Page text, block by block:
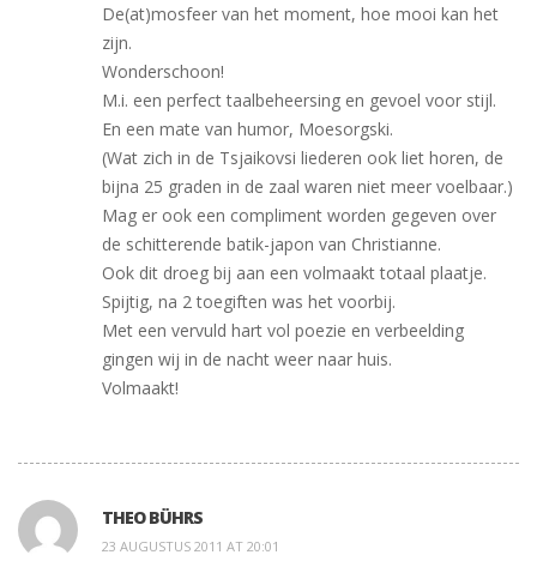
De(at)mosfeer van het moment, hoe mooi kan het
zijn.
Wonderschoon!
M.i. een perfect taalbeheersing en gevoel voor stijl.
En een mate van humor, Moesorgski.
(Wat zich in de Tsjaikovsi liederen ook liet horen, de
bijna 25 graden in de zaal waren niet meer voelbaar.)
Mag er ook een compliment worden gegeven over
de schitterende batik-japon van Christianne.
Ook dit droeg bij aan een volmaakt totaal plaatje.
Spijtig, na 2 toegiften was het voorbij.
Met een vervuld hart vol poezie en verbeelding
gingen wij in de nacht weer naar huis.
Volmaakt!
THEO BÜHRS
23 AUGUSTUS 2011 AT 20:01